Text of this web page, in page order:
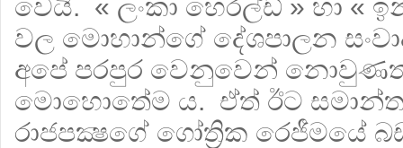
වෙයි. « ලංකා හෙරල්ඩ් » හා «
වල මොහාන්ගේ දේශපාලන
අපේ පරපුර වෙනුවෙන්
මොහොතේම ය. ඒත් ඊට
රාජපක්‍ෂගේ ගෝත්‍රික රෙජීමයේ